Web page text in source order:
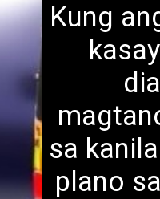
Kung
sa
plano